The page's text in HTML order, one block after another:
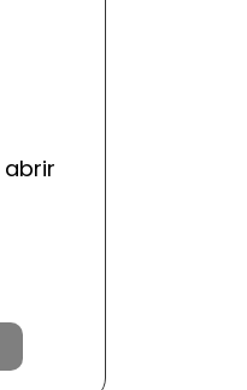
Próximo